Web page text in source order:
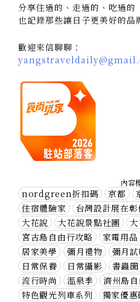
分享住過的、走過的、吃過的
也記錄那些讓日子更美好的品
歡迎來信聊聊：
內容
nordgreen折扣碼 京都
住宿體驗家
台灣設計展在彰
大花說
大花說景點社團
宮古島自由行攻略
家電用品
居家美學
彌月禮物 彌月
日常保養
日常攝影 書蟲圈
流行時尚
溫泉季 濟州島
特色觀光列車系列
獨家優惠